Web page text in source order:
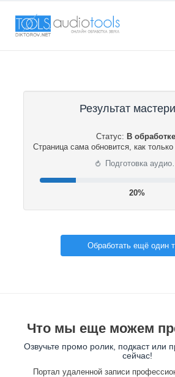
Результат
Статус: В обработке
Страница сама обновится, как только
⟳ Подготовка
20%
Обработать ещё один
Что мы еще можем
Озвучьте промо ролик, подкаст или
сейчас!
Портал удаленной записи